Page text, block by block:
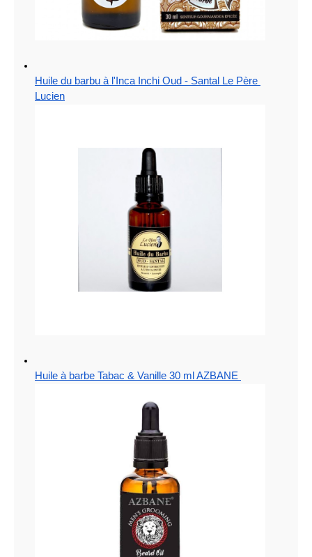
Huile du barbu à l'Inca Inchi Oud - Santal Le Père
Lucien
Huile à barbe Tabac & Vanille 30 ml AZBANE